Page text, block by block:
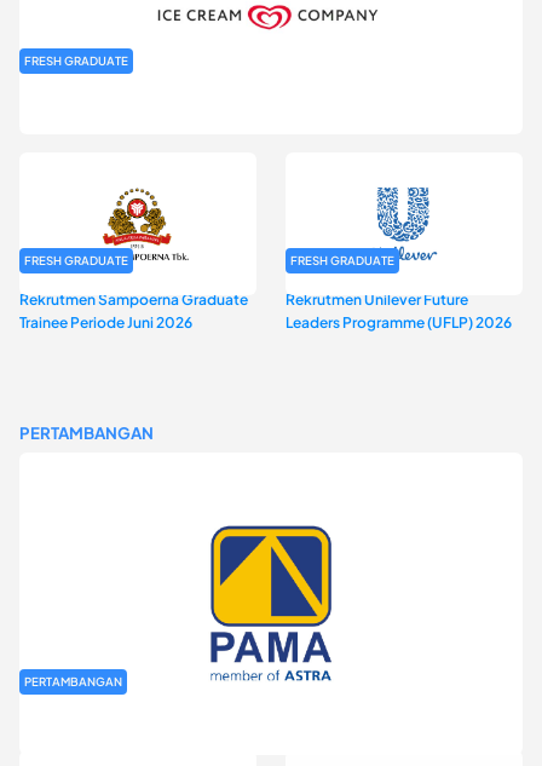
FRESH GRADUATE
FRESH GRADUATE
Rekrutmen Sampoerna Graduate
Trainee Periode Juni 2026
FRESH GRADUATE
Rekrutmen Unilever Future
Leaders Programme (UFLP) 2026
PERTAMBANGAN
PERTAMBANGAN